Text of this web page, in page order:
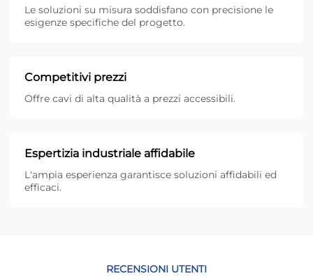
Le soluzioni su misura soddisfano con precisione le
esigenze specifiche del progetto.
Competitivi prezzi
Offre cavi di alta qualità a prezzi accessibili.
Espertizia industriale affidabile
L'ampia esperienza garantisce soluzioni affidabili ed
efficaci.
RECENSIONI UTENTI